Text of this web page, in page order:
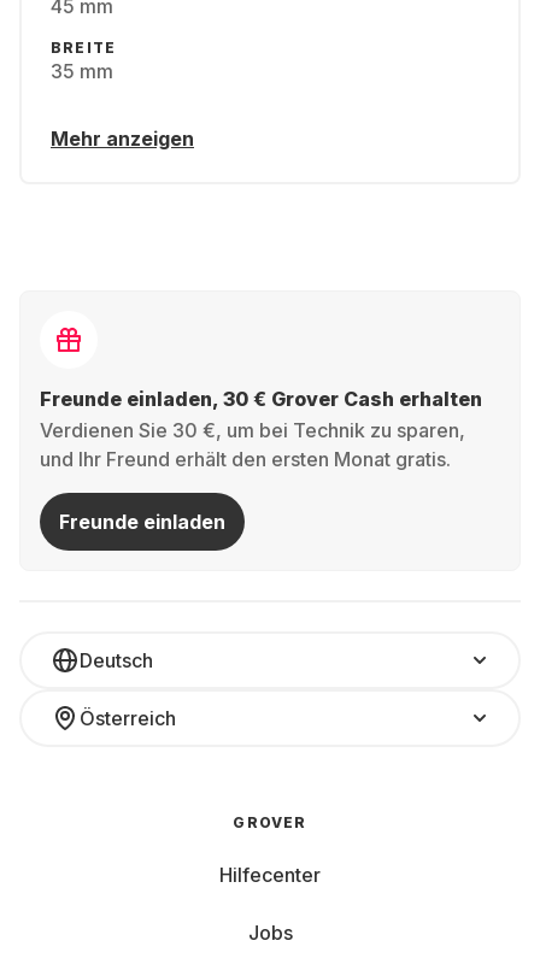
45 mm
BREITE
35 mm
Mehr anzeigen
Freunde einladen, 30 € Grover Cash erhalten
Verdienen Sie 30 €, um bei Technik zu sparen,
und Ihr Freund erhält den ersten Monat gratis.
Freunde einladen
Deutsch
Österreich
GROVER
Hilfecenter
Jobs